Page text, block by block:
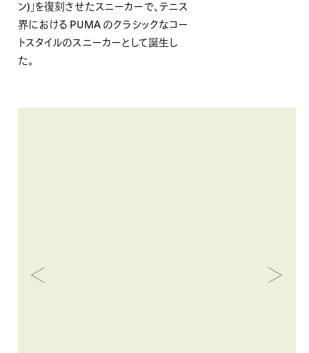
ン)」を復刻させたスニーカーで、テニス
界における PUMA のクラシックなコー
トスタイルのスニーカーとして誕生し
た。